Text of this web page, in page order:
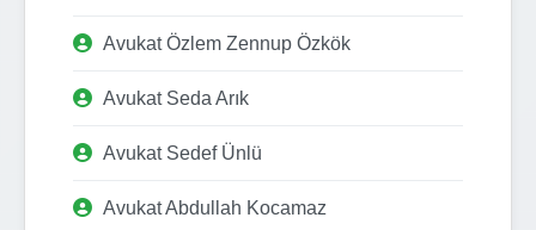
Avukat Özlem Zennup Özkök
Avukat Seda Arık
Avukat Sedef Ünlü
Avukat Abdullah Kocamaz